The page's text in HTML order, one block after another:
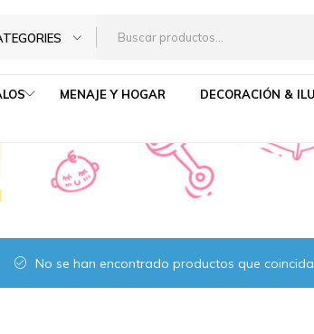
MENAJE Y HOGAR DECORACIÓN &
de Complementos
No se han encontrado productos que